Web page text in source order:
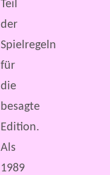
Teil
der
Spielregeln
für
die
besagte
Edition.
Als
1989